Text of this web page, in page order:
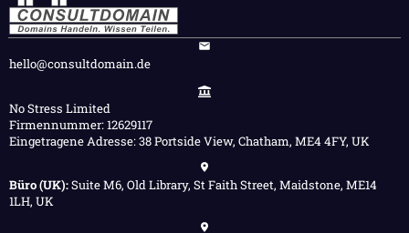
hello@consultdomain.de
No Stress Limited
Firmennummer: 12629117
Eingetragene Adresse: 38 Portside View, Chatham, ME4 4FY, UK
Büro (UK):Suite M6, Old Library, St Faith Street, Maidstone, ME14
1LH, UK